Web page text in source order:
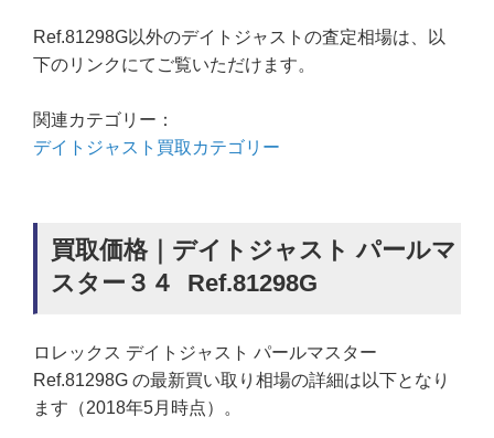
Ref.81298G以外のデイトジャストの査定相場は、以
下のリンクにてご覧いただけます。
関連カテゴリー：
デイトジャスト買取カテゴリー
買取価格｜デイトジャスト パールマ
スター３４ Ref.81298G
ロレックス デイトジャスト パールマスター
Ref.81298G の最新買い取り相場の詳細は以下となり
ます（2018年5月時点）。